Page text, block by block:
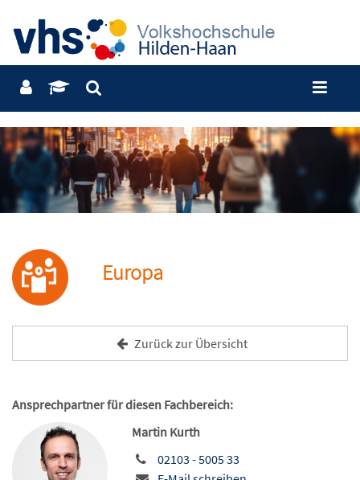
Europa
Zurück zur Übersicht
Ansprechpartner für diesen Fachbereich:
Martin Kurth
02103 - 5005 33